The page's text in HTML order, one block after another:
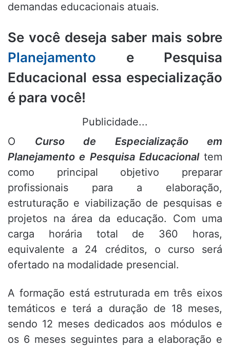
demandas educacionais atuais.
Se você deseja saber mais sobre
Planejamento e Pesquisa
Educacional essa especialização
é para você!
Publicidade...
O Curso de Especialização em
Planejamento e Pesquisa Educacionaltem
como principal objetivo preparar
profissionais para a elaboração,
estruturação e viabilização de pesquisas e
projetos na área da educação. Com uma
carga horária total de 360 horas,
equivalente a 24 créditos, o curso será
ofertado na modalidade presencial.
A formação está estruturada em três eixos
temáticos e terá a duração de 18 meses,
sendo 12 meses dedicados aos módulos e
os 6 meses seguintes para a elaboração e